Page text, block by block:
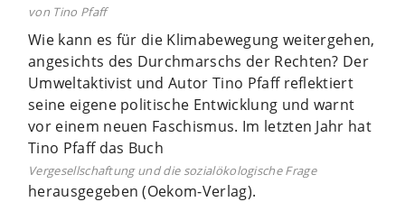
von Tino Pfaff
Wie kann es für die Klimabewegung weitergehen,
angesichts des Durchmarschs der Rechten? Der
Umweltaktivist und Autor Tino Pfaff reflektiert
seine eigene politische Entwicklung und warnt
vor einem neuen Faschismus. Im letzten Jahr hat
Tino Pfaff das Buch
Vergesellschaftung und die sozialökologische Frage
herausgegeben (Oekom-Verlag).